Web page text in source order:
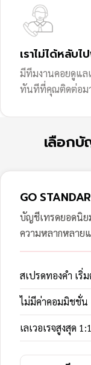
เราไม่ได้หลับ
มีทีมงานคอยดูแล
ทันทีที่คุณติดต่อม
เลือก
GO
บัญชีเทรดยอดนิ
ความหลากหลาย
สเปรดทองคำ เริ่
ไม่มีค่าคอมมิชชั่น
เลเวอเรจสูงสุด